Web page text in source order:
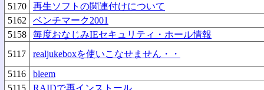
5170
再生ソフトの関連付けについて
5162
ベンチマーク2001
5158
毎度おなじみIEセキュリティ・ホール情報
5117
realjukeboxを使いこなせません・・
5116
bleem
5115
RAIDで再インストール